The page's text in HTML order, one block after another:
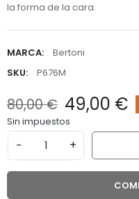
la forma de la cara.
MARCA:
Bertoni
SKU:
P676M
80,00 € 49,00 €
Sin impuestos
− +